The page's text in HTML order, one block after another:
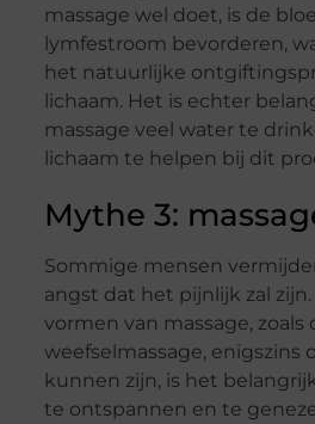
massage wel doet, is de
lymfestroom bevorderen,
het natuurlijke
lichaam. Het is echter
massage veel water te
lichaam te helpen bij dit
Mythe 3:
Sommige mensen
angst dat het pijnlijk zal
vormen van massage, zoals
weefselmassage, enigszins
kunnen zijn, is het
te ontspannen en te